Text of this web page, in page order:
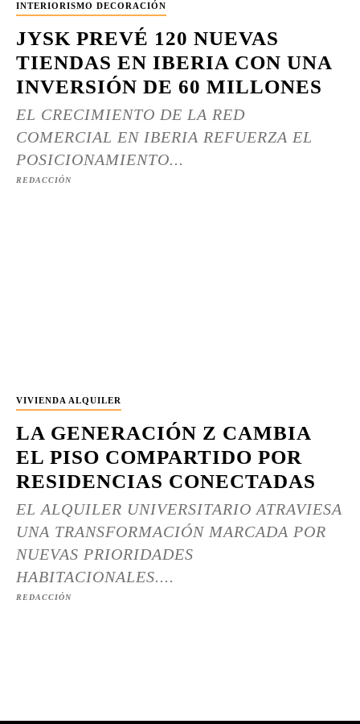
INTERIORISMO DECORACIÓN
JYSK PREVÉ 120 NUEVAS
TIENDAS EN IBERIA CON UNA
INVERSIÓN DE 60 MILLONES
EL CRECIMIENTO DE LA RED
COMERCIAL EN IBERIA REFUERZA EL
POSICIONAMIENTO...
REDACCIÓN
VIVIENDA ALQUILER
LA GENERACIÓN Z CAMBIA
EL PISO COMPARTIDO POR
RESIDENCIAS CONECTADAS
EL ALQUILER UNIVERSITARIO ATRAVIESA
UNA TRANSFORMACIÓN MARCADA POR
NUEVAS PRIORIDADES
HABITACIONALES....
REDACCIÓN